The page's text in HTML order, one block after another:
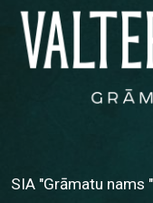
SIA "Grāmatu nams